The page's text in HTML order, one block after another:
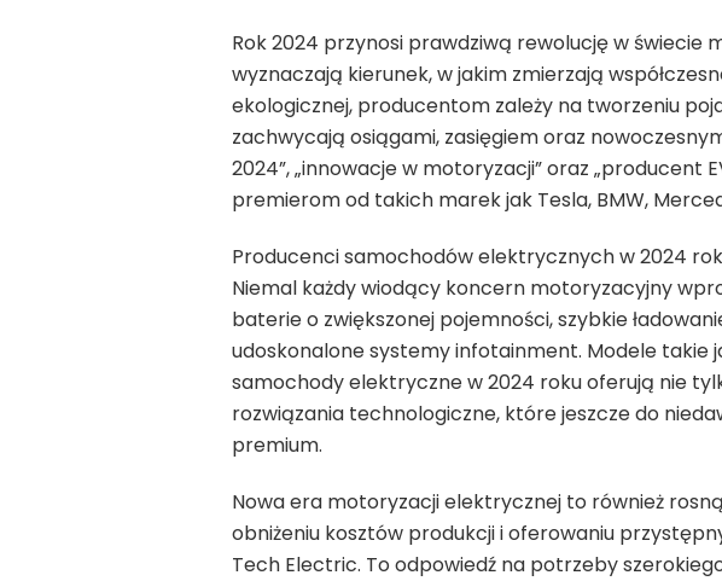
Rok 2024 przynosi prawdziwą rewolucję w
wyznaczają kierunek, w jakim zmierzają
ekologicznej, producentom zależy na tworzeniu
zachwycają osiągami, zasięgiem oraz
2024”, „innowacje w motoryzacji” oraz „producent
premierom od takich marek jak Tesla, BMW,
Producenci samochodów elektrycznych w 2024
Niemal każdy wiodący koncern motoryzacyjny
baterie o zwiększonej pojemności, szybkie
udoskonalone systemy infotainment. Modele takie
samochody elektryczne w 2024 roku oferują nie
rozwiązania technologiczne, które jeszcze do
premium.
Nowa era motoryzacji elektrycznej to również
obniżeniu kosztów produkcji i oferowaniu
Tech Electric. To odpowiedź na potrzeby